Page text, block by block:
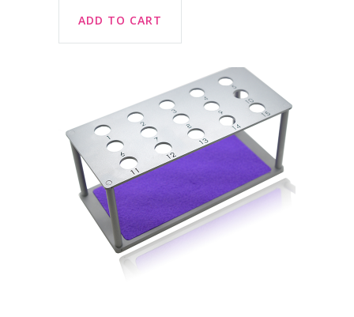
ADD TO CART